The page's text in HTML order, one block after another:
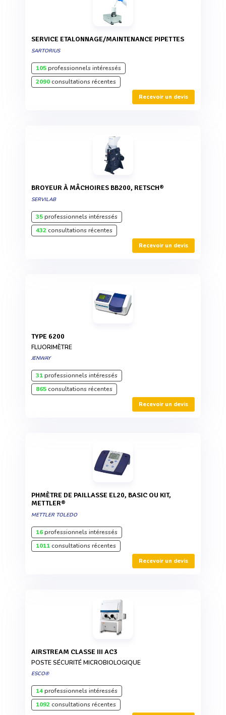
SERVICE ETALONNAGE/MAINTENANCE PIPETTES
SARTORIUS
105professionnels intéressés
2090consultations récentes
Recevoir un devis
BROYEUR À MÂCHOIRES BB200, RETSCH®
SERVILAB
35professionnels intéressés
432consultations récentes
Recevoir un devis
TYPE 6200
FLUORIMÈTRE
JENWAY
31professionnels intéressés
865consultations récentes
Recevoir un devis
PHMÈTRE DE PAILLASSE EL20, BASIC OU KIT,
METTLER®
METTLER TOLEDO
16professionnels intéressés
1011consultations récentes
Recevoir un devis
AIRSTREAM CLASSE III AC3
POSTE SÉCURITÉ MICROBIOLOGIQUE
ESCO®
14professionnels intéressés
1092consultations récentes